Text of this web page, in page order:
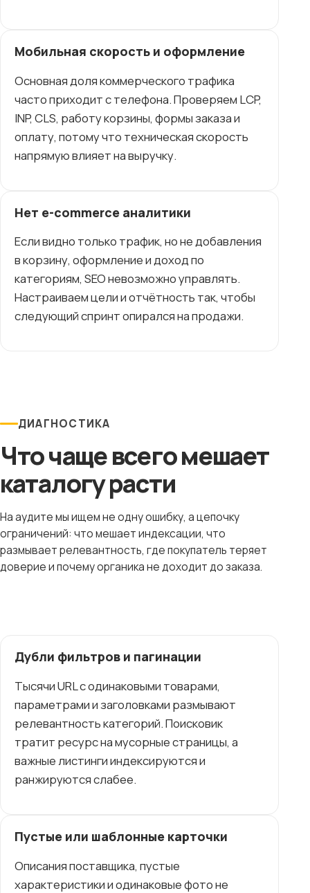
Мобильная скорость и оформление
Основная доля коммерческого трафика
часто приходит с телефона. Проверяем LCP,
INP, CLS, работу корзины, формы заказа и
оплату, потому что техническая скорость
напрямую влияет на выручку.
Нет e-commerce аналитики
Если видно только трафик, но не добавления
в корзину, оформление и доход по
категориям, SEO невозможно управлять.
Настраиваем цели и отчётность так, чтобы
следующий спринт опирался на продажи.
ДИАГНОСТИКА
Что чаще всего мешает
каталогу расти
На аудите мы ищем не одну ошибку, а цепочку
ограничений: что мешает индексации, что
размывает релевантность, где покупатель теряет
доверие и почему органика не доходит до заказа.
Дубли фильтров и пагинации
Тысячи URL с одинаковыми товарами,
параметрами и заголовками размывают
релевантность категорий. Поисковик
тратит ресурс на мусорные страницы, а
важные листинги индексируются и
ранжируются слабее.
Пустые или шаблонные карточки
Описания поставщика, пустые
характеристики и одинаковые фото не